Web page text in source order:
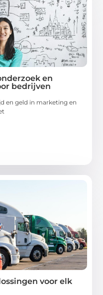
en
bedrijven
en geld in marketing en
voor elk